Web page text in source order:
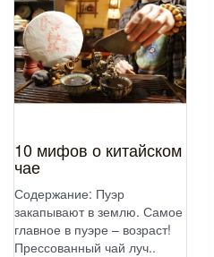
10 мифов о китайском
чае
Содержание: Пуэр
закапывают в землю. Самое
главное в пуэре – возраст!
Прессованный чай луч..